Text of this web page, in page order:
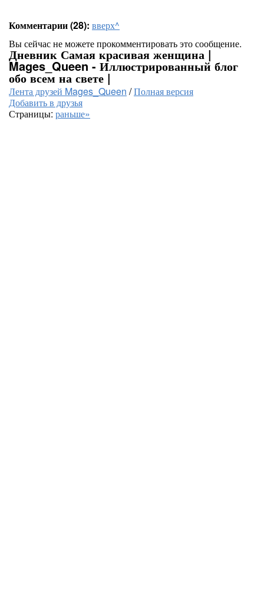
Комментарии (28): вверх^
Вы сейчас не можете прокомментировать это сообщение.
Дневник Самая красивая женщина |
Mages_Queen - Иллюстрированный блог
обо всем на свете |
Лента друзей Mages_Queen /Полная версия
Добавить в друзья
Страницы: раньше»